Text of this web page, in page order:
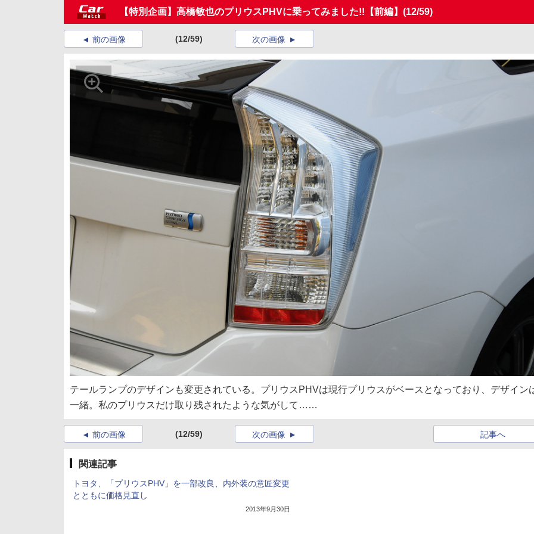
【特別企画】高橋敏也のプリウスPHVに乗ってみました!!【前編】 (12/59)
前の画像 (12/59) 次の画像
テールランプのデザインも変更されている。プリウスPHVは現行プリウスがベースとなっており、デザイン
一緒。私のプリウスだけ取り残されたような気がして……
前の画像 (12/59) 記事へ
次の画像
関連記事
トヨタ、「プリウスPHV」を一部改良、内外装の意匠変更
とともに価格見直し
2013年9月30日